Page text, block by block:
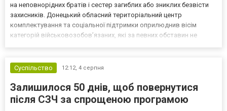
на неповнорідних братів і сестер загиблих або зниклих безвісти
захисників. Донецький обласний територіальний центр
комплектування та соціальної підтримки оприлюднив вісім
категорій військовозобов’язаних, які за певних обставин не
Суспільство
12:12, 4 серпня
Залишилося 50 днів, щоб повернутися
після СЗЧ за спрощеною програмою